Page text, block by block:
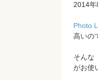
2014
Photo
高いの
そんな
がお使